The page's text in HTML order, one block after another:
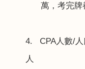
萬，考完
4. CPA人數/
人